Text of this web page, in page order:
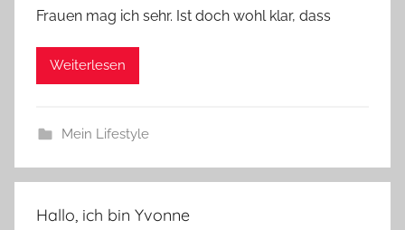
Frauen mag ich sehr. Ist doch wohl klar, dass
Weiterlesen
Mein Lifestyle
Hallo, ich bin Yvonne